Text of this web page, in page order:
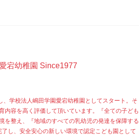
宕幼稚園 Since1977
学校法人嶋田学園愛宕幼稚園としてスタート。そ
内容を高く評価して頂いています。『全ての子ども
を整え、『地域のすべての乳幼児の発達を保障する
し、安全安心の新しい環境で認定こども園として